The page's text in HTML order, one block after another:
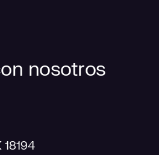
nosotros